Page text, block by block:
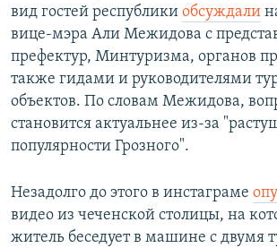
вид гостей республики обсуждали
вице-мэра Али Межидова с
префектур, Минтуризма, органов
также гидами и руководителями
объектов. По словам Межидова,
становится актуальнее из-за
популярности Грозного".
Незадолго до этого в инстаграме
видео из чеченской столицы, на
житель беседует в машине с двумя